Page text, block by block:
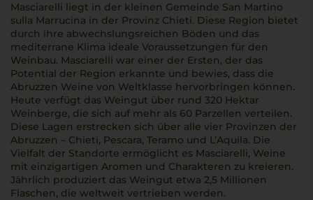
Masciarelli liegt in der kleinen Gemeinde San Martino
sulla Marrucina in der Provinz Chieti. Diese Region bietet
durch ihre abwechslungsreichen Böden und das
mediterrane Klima ideale Voraussetzungen für den
Weinbau. Masciarelli war einer der Ersten, der das
Potential der Region erkannte und bewies, dass die
Abruzzen Weine von Weltklasse hervorbringen können.
Heute verfügt das Weingut über rund 320 Hektar
Weinberge, die sich auf mehr als 60 Parzellen verteilen.
Diese Lagen erstrecken sich über alle vier Provinzen der
Abruzzen – Chieti, Pescara, Teramo und L’Aquila. Die
Vielfalt der Standorte ermöglicht es Masciarelli, Weine
mit einzigartigen Aromen und Charakteren zu kreieren.
Jährlich produziert das Weingut etwa 2,5 Millionen
Flaschen, die weltweit vertrieben werden.